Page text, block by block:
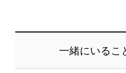
一緒にいるこ